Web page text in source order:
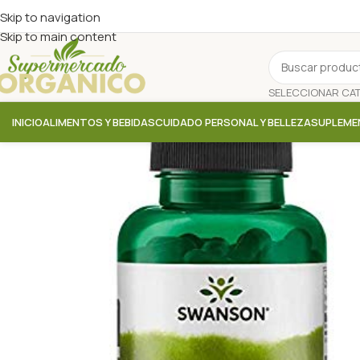
Skip to navigation
Skip to main content
INICIOALIMENTOS Y BEBIDASCUIDADO PERSONAL Y BELLEZA